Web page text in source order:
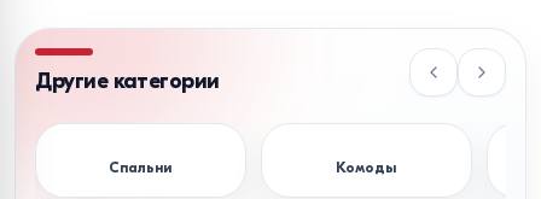
должны соответствовать площади помещения:
спального
места (см)
габариты
каркаса (см)
спальни
в
Другие категории
Спальни Комоды